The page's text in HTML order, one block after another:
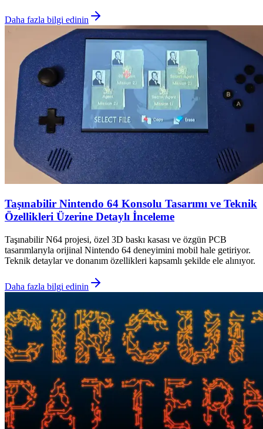
Daha fazla bilgi edinin
Taşınabilir Nintendo 64 Konsolu Tasarımı ve Teknik
Özellikleri Üzerine Detaylı İnceleme
Taşınabilir N64 projesi, özel 3D baskı kasası ve özgün PCB
tasarımlarıyla orijinal Nintendo 64 deneyimini mobil hale getiriyor.
Teknik detaylar ve donanım özellikleri kapsamlı şekilde ele alınıyor.
Daha fazla bilgi edinin